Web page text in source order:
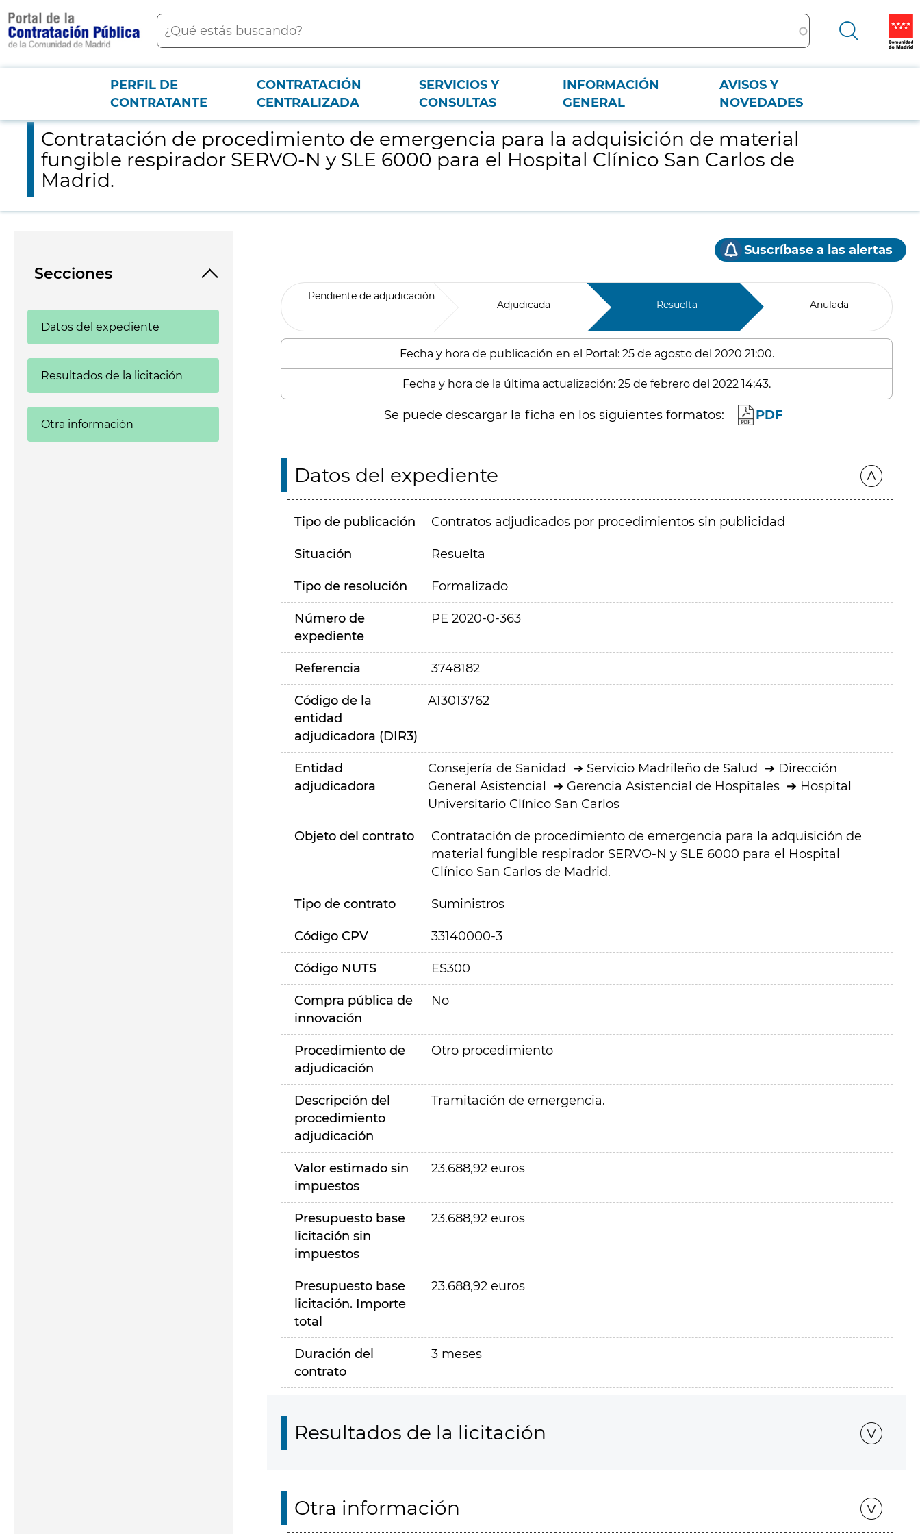
contenido
principal
Buscar
Menú PCON
PERFIL DE
CONTRATANTE
CONTRATACIÓN
CENTRALIZADA
SERVICIOS Y
CONSULTAS
INFORMACIÓN
GENERAL
AVISOS Y
NOVEDADES
Contratación de procedimiento de emergencia para la adquisición de material fungible respirador SERVO-N y SLE 6000 para el Hospital Clínico San Carlos de Madrid.
Contratación de procedimiento de emergencia para la adquisición de material
fungible respirador SERVO-N y SLE 6000 para el Hospital Clínico San Carlos de
Madrid.
Secciones
Datos del expediente
Resultados de la licitación
Otra información
Suscríbase a las alertas
Pendiente de adjudicación
Adjudicada Resuelta Anulada
Fecha y hora de publicación en el Portal: 25 de agosto del 2020 21:00.
Fecha y hora de la última actualización: 25 de febrero del 2022 14:43.
Se puede descargar la ficha en los siguientes formatos: PDF
Datos del expediente
Tipo de publicación Contratos adjudicados por procedimientos sin publicidad
Situación Resuelta
Tipo de resolución Formalizado
Número de
expediente
PE 2020-0-363
Referencia 3748182
Código de la
entidad
adjudicadora (DIR3)
A13013762
Entidad
adjudicadora
Consejería de Sanidad Servicio Madrileño de Salud
Dirección
General Asistencial
Gerencia Asistencial de Hospitales
Hospital
Universitario Clínico San Carlos
Objeto del contrato
Contratación de procedimiento de emergencia para la adquisición de
material fungible respirador SERVO-N y SLE 6000 para el Hospital
Clínico San Carlos de Madrid.
Tipo de contrato Suministros
Código CPV 33140000-3
Código NUTS ES300
Compra pública de
innovación
No
Procedimiento de
adjudicación
Otro procedimiento
Descripción del
procedimiento
adjudicación
Tramitación de emergencia.
Valor estimado sin
impuestos
23.688,92 euros
Presupuesto base
licitación sin
impuestos
23.688,92 euros
Presupuesto base
licitación. Importe
total
23.688,92 euros
Duración del
contrato
3 meses
Resultados de la licitación
Otra información